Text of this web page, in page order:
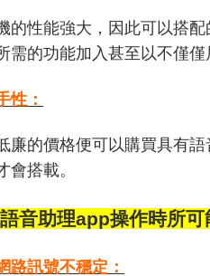
的性能強大，因此可以搭
需的功能加入甚至以不僅
性：
廉的價格便可以購買具有
會搭載。
音助理app操作時所可
路訊號不穩定：